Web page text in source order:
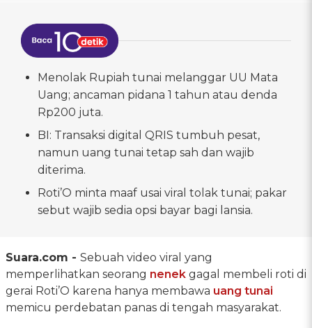
Menolak Rupiah tunai melanggar UU Mata
Uang; ancaman pidana 1 tahun atau denda
Rp200 juta.
BI: Transaksi digital QRIS tumbuh pesat,
namun uang tunai tetap sah dan wajib
diterima.
Roti’O minta maaf usai viral tolak tunai; pakar
sebut wajib sedia opsi bayar bagi lansia.
Suara.com - Sebuah video viral yang
memperlihatkan seorang nenek gagal membeli roti di
gerai Roti’O karena hanya membawa uang tunai
memicu perdebatan panas di tengah masyarakat.